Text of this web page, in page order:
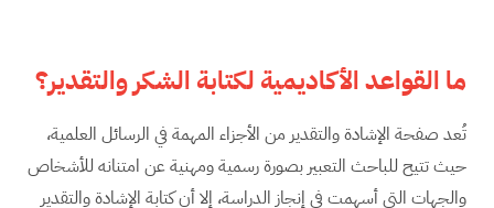
ما القواعد الأكاديمية لكتابة الشكر والتقدير؟
تُعد صفحة الإشادة والتقدير من الأجزاء المهمة في الرسائل العلمية،
حيث تتيح للباحث التعبير بصورة رسمية ومهنية عن امتنانه للأشخاص
والجهات التي أسهمت في إنجاز الدراسة، إلا أن كتابة الإشادة والتقدير